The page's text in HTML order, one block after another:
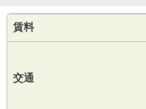
賃料
交通